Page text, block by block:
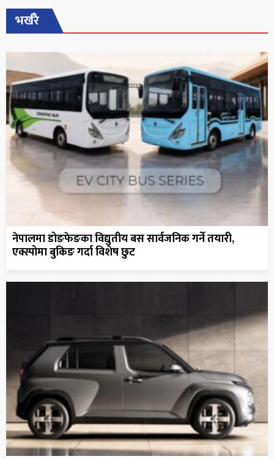
भर्खरै
नेपालमा डोङफेङका विद्युतीय बस सार्वजनिक गर्ने तयारी,
एक्स्पोमा बुकिङ गर्दा विशेष छुट